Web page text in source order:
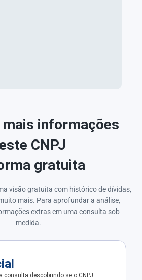
mais informações
CNPJ
gratuita
visão gratuita com histórico de dívidas,
mais. Para aprofundar a análise,
extras em uma consulta sob
medida.
consulta descobrindo se o CNPJ